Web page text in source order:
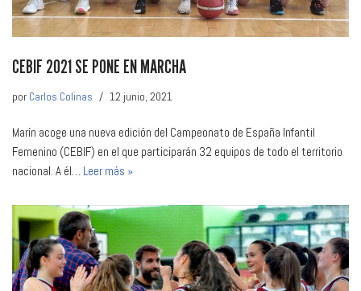
CEBIF 2021 SE PONE EN MARCHA
por Carlos Colinas 12 junio, 2021
Marín acoge una nueva edición del Campeonato de España Infantil
Femenino (CEBIF) en el que participarán 32 equipos de todo el territorio
nacional. A él… Leer más »